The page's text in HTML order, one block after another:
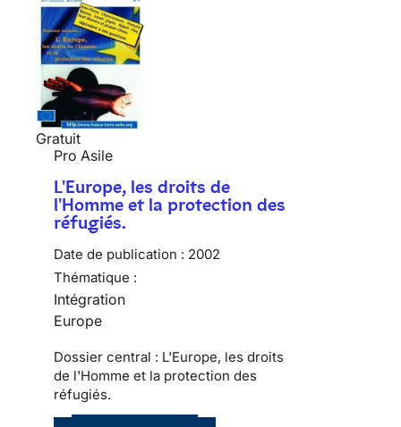
Gratuit
Pro Asile
L'Europe, les droits de
l'Homme et la protection des
réfugiés.
Date de publication : 2002
Thématique :
Intégration
Europe
Dossier central : L'Europe, les droits
de l'Homme et la protection des
réfugiés.